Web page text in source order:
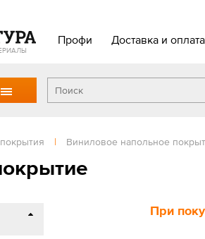
Профи Доставка и оплата
| Виниловое напольное
При